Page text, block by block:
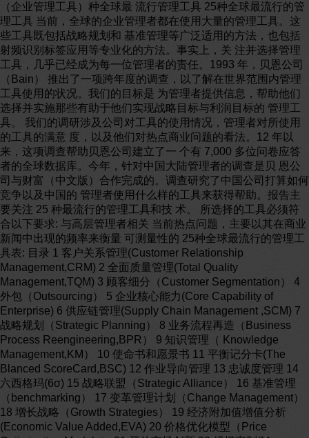
（企业管理工具）种全球最 流行管理工具 25种全球最流行的管理工具 当前，全球的企业管理者都在使用大量的管理工具。这些工具既包括战略规划和 基准管理等广泛适用的方法，也包括射频识别标签应用等专业化的方法。事实上，关 注并选择管理工具，几乎已经成为每一位管理者的责任。1993 年，贝恩公司（Bain） 推出了一项跨年度的调查，以了解在世界范围内管理工具使用的状况。我们的目标是 为管理者提供信息，帮助他们选择并实施那些有助于他们实现战略目标与利润目标的 管理工具。 我们的调研涉及公司对工具的使用情况，管理者对所使用的工具的满意 度，以及他们对热点商业问题的看法。12 年以来，这项调查帮助贝恩公司建立了一 个有 7,000 多位问卷应答者的全球数据库。今年，针对中国大陆管理者的调查是贝 恩公司与财富（中文版）合作完成的。调查研究了中国公司打算如何竞争以及中国的 管理者使用什么样的工具来获得帮助。报告主要关注 25 种最流行的管理工具和技 术。 所选择的工具必须符合以下要求: 与高层管理者相关 当前热点问题，主要以其在商业新闻中出现的频率来衡量 可测量性的 25种全球最流行的管理工具表: 目录 1 客户关系管理(Customer Relationship Management,CRM) 2 全面质量管理(Total Quality Management,TQM) 3 顾客细分（Customer Segmentation） 4 外包（Outsourcing） 5 企业核心能力(Core Capability of Enterprise) 6 供应链管理(Supply Chain Management ,SCM) 7 战略规划（Strategic Planning） 8 业务流程再造（Business Process Reengineering,BPR） 9 知识管理（ Knowledge Management,KM） 10 使命书和愿景书 11 平衡记分卡(The Blanced ScoreCard,BSC) 12 作业导向管理 13 忠诚度管理 14 六西格玛(6σ) 15 战略联盟（Strategic Alliance） 16 基准管理（benchmarking） 17 变革管理计划（Change Management） 18 增长战略（Growth Strategies） 19 经济附加值增值分析(Economic Value Added,EVA) 20 价格优化模型（Price Optimization Models） 21 开放市场创新 22 规模定制(Mass Customiza．tion，MC) 23 情景设定和突发计划(Scenario Planning) 24 海外经营 25 射频识别(Radio Frequency Identification，RFID) 中国管理工具使用现状 近年来，中国公司低成本制造的能力享誉全球。没有哪个国家能够像中国那样，以如 此低的价格向世界市场提供大量标准化的产品。 然而，中国的管理者也面临各种竞 争压力，其中包括来自那些以高质量的产品侵占市场的跨国公司的挑战。贝恩公司与 财富（中文版）近期合作进行了中国经理人管理工具使用的调研，调研涉及 25种最 流行的管理工具（见上图表）。调研显示，中国公司并不打算永远都做低价值商品的 制造者。 在调研中发现，88% 的中国经理人认为，他们的产品和服务趋向于低值商 品化。很明显以提供差异化的、更富创新性的商品; 78%的中国管理者担心，顾客洞 察力方面的欠缺是影响他们业绩的一大障碍。此外，他们似乎对那些能够帮助其实现 创新的大胆举措非常有兴趣。例如，大约 80% 的人（这个比例甚至高于其他国家） 认为，在新产品、工艺流程和服务的开发过程中，通过与其他公司甚至竞争者合作， 可以大大提高创新能力。 客户关系管理(CRM) 客户关系管理(Customer Relationship Management,CRM),最早发展客户关系 管理的国家是美国，这个概念最初由 Gartner Group提出来，在 1980年初便有所谓 的“接触管理”(Contact Management),即专门收集客户与公司联系的所有信息，到 1990年则演变成包括电话服务中心支持资料分析的客户关怀（Customer care）。最 近开始在企业电子商务中流行。 客户关系管理(CRM)的定义 关于 CRM的定义，不同的研究机构有着不同的表述。 最早提出该概念的 Gartner Group认为：所谓的客户关系管理就是为企业提供全方位 的管理视角；赋予企业更完善的客户交流能力，最大化客户的收益率。 Hurwitz Group 认为：CRM的焦点是自动化并改善与销售、市场营销、客户服务和支 持等领域的客户关系有关的商业流程。CRM既是一套原则制度，也是一套软件和技术。 它的目标是缩减销售周期和销售成本、增加收入、寻找扩展业务所需的新的市场和渠 道以及提高客户的价值、满意度、赢利性和忠实度。CRM应用软件将最佳的实践具体 化并使用了先进的技术来协助各企业实现这些目标。CRM在整个客户生命期中都以客 户为中心，这意味着 CRM应用软件将客户当作企业运作的核心。CRM应用软件简化协 调了各类业务功能（如销售、市场营销、服务和支持）的过程并将其注意力集中于满 足客户的需要上。CRM应用还将多种与客户交流的渠道，如面对面、电话接洽以及 Web 访问协调为一体，这样，企业就可以按客户的喜好使用适当的渠道与之进行交流。 而 IBM则认为：客户关系管理包括企业识别、挑选、获取、发展和保持客户的整个商 业过程。IBM把客户关系管理分为三类：关系管理、流程管理和接入管理。 从管理科学的角度来考察，客户关系管理（CRM）源于市场营销理论； 从解决方案的角度考察，客户关系管理（CRM）是将市场营销的科学管理理念通过信 息技术的手段集成在软件上面，得以在全球大规模的普及和应用。 作为解决方案（Solution）的客户关系管理（CRM），它集合了当今最新的信息 技术，它们包括 Internet和电子商务、多媒体技术、数据仓库和数据挖掘、专家系 统和人工智能、呼叫中心等等。作为一个应用软件的客户关系管理（CRM），凝聚了 市场营销的管理理念。市场营销、销售管理、客户关怀、服务和支持构成了 CRM软件 的基石。 综上，客户关系管理（CRM）有三层含义： （1）体现为新态企业管理的指导思想和理念； （2）是创新的企业管理模式和运营机制； （3）是企业管理中信息技术、软硬件系统集成的管理方法和应用解决方案的总 和。 其核心思想就是：客户是企业的一项重要资产，客户关怀是 CRM的中心，客户关 怀的目的是与所选客户建立长期和有效的业务关系，在与客户的每一个“接触点”上 都更加接近客户、了解客户，最大限度地增加利润和利润占有率。 CRM的核心是客户价值管理，它将客户价值分为既成价值、潜在价值和模型价值， 通过一对一营销原则，满足不同价值客户的个性化需求，提高客户忠诚度和保有率， 实现客户价值持续贡献，从而全面提升企业盈利能力。 尽管 CRM最初的定义为企业商务战略，但随着 IT技术的参与，CRM已经成为管理 软件、企业管理信息解决方案的一种类型。 因此另一家著名咨询公司盖洛普(Gallup）将 CRM定义为：策略＋管理＋IT。强 调了 IT技术在 CRM管理战略中的地位，同时，也从另一个方面强调了 CRM的应用不 仅仅是 IT系统的应用，和企业战略和管理实践密不可分。 客户关系管理(CRM)出现的原因 需求的拉动 放眼看去，一方面，很多企业在信息化方面已经做了大量工作，收到了很好的经 济效益。另一方面，一个普遍的现象是，在很多企业，销售、营销和服务部门的信息 化程度越来越不能适应业务发展的需要，越来越多的企业要求提高销售、营销和服务 的日常业务的自动化和科学化。这是客户关系管理应运而生的需求基础。 仔细地倾听一下，我们会从顾客、销售、营销和服务人员、企业经理那里听到各种抱 怨。 来自销售人员的声音。从市场部提供的客户线索中很难找到真正的顾客，我常在这些 线索上花费大量时间。我是不是该自己来找线索？出差在外，要是能看到公司电脑里 的客户、产品信息就好了。我这次面对的是一个老客户，应该给他报价才能留住它呢? 来自营销人员的声音。去年在营销上开销了 2000万。我怎样才能知道这 2000万的回 报率？在展览会上，我们一共收集了 4700张名片，怎么利用它们才好？展览会上， 我向 1000多人发放了公司资料，这些人对我们的产品看法怎样？其中有多少人已经 与销售人员接触了？我应该和那些真正的潜在购买者多多接触，但我怎么能知道谁是 真正的潜在购买者？我怎么才能知道其他部门的同事和客户的联系情况，以防止重复 地给客户发放相同的资料？有越来越多的人访问过我们的站点了。但我怎么才能知道 这些人是谁？我们的产品系列很多，他们究竟想买什么？ 来自服务人员的声音。其实很多客户提出的电脑故障都是自己的误操作引起的，很多 情况下都可以自己解决，但回答这种类型的客户电话占去了工程师的很多时间，工作 枯燥而无聊；怎么其它部门的同事都认为我们的售后服务部门只是花钱而挣不来钱？ 来自顾客的声音。我从企业的两个销售人员那里得到了同一产品的不同报价，哪个才 是可靠的？我以前买的东西现在出了问题。这些问题还没有解决，怎么又来上门推销？ 一个月前，我通过企业的网站发了一封 EMAIL，要求销售人员和我联系一下。怎么到 现在还是没人理我？我已经提出不希望再给我发放大量的宣传邮件了，怎么情况并没 有改变？我报名参加企业网站上登出的一场研讨会，但一直没有收到确认信息。研讨 会这几天就要开了，我是去还是不去？为什么我的维修请求提出一个月了，还是没有 等到上门服务？ 来自经理人员的声音。有个客户半小时以后就要来谈最后的签单事宜，但一直跟单的 人最近辞职了，而我作为销售经理，对与这个客户联系的来龙去脉还一无所知，真急 人；有三个销售员都和这家客户联系过，我作为销售经理，怎么知道他们都给客户承 诺过什么;现在手上有个大单子。我作为销售经理，该派哪个销售员我才放心呢？这 次的产品维修技术要求很高，我是一个新经理，该派哪一个维修人员呢？ 上面的问题可归纳为两个方面的问题。其一，企业的销售、营销和客户服务部门 难以获得所需的客户互动信息。其次，来自销售、客户服务、市场、制造、库存等部 门的信息分散在企业内，这些零散的信息使得无法对客户有全面的了解，各部门难以 在统一的信息的基础上面对客户。这需要各部门对面向客户的各项信息和活动进行集 成，组建一个以客户为中心的企业，实现对面向客户的活动的全面管理。 可是，竞争的压力越来越大。在产品质量、供货及时性等方面，很多企业已经没 有多少潜力可挖。而上面的问题的改善将大大有利于企业竞争力的提高，有利于企业 赢得新客户、保留老客户和提高客户利润贡献度。很多企业，特别是那些已经有了相 当的管理基础和信息基础的企业来说，现在，这个时间已经来临了。 实际上，正如所有的“新”管理理论一样，客户关系管理绝不是什么新概念。它 只是在新形势下获得了新内涵。你家门口的小吃店的老板会努力记住你喜欢吃辣这种 信息，当你要一份炒面时，他会征询你的意见，要不要加辣椒。但如果你到一个大型 的快餐店（譬如，这家店有 300个座位）时，就不会得到这种待遇了，即使你每天都 去一次。为什么呢？最重要的原因是，如果要识别每个客户，快餐店要搜集和处理的 客户信息量是小吃店的 n倍，超出了企业的信息搜集和处理能力。而信息技术的发展 使得这种信息应用成为可能。 企业的客户可通过电话、传真、网络等访问企业，进行业务往来。 任何与客户打交道的员工都能全面了解客户关系、根据客户需求进行交易、了解如何 对客户进行纵向和横向销售、记录自己获得的客户信息。 能够对市场活动进行规划、评估，对整个活动进行 360度的透视。 能够对各种销售活动进行追踪。 系统用户可不受地域限制，随时访问企业的业务处理系统，获得客户信息。 拥有对市场活动、销售活动的分析能力。 能够从不同角度提供成本、利润、生产率、风险率等信息，并对客户、产品、职能部 门、地理区域等进行多维分析。 上面的所有功能都是围绕客户展开的。与“客户是上帝”这种可操作性不强的口 号相比，这些功能把对客户的尊重落到了实处。客户关系管理的重要性就在于它把客 户地单独列了出来，围绕着客户做文章。 技术的推动 计算机、通讯技术、网络应用的飞速发展使得上面的想法不再停留在梦想阶段。 办公自动化程度、员工计算机应用能力、企业信息化水平、企业管理水平的提高 都有利于客户关系管理的实现。我们很难想象，在一个管理水平低下、员工意识落后、 信息化水平很低的企业从技术上实现客户关系管理。有一种说法很有道理：客户关系 管理的作用是锦上添花。现在，信息化、网络化的理念在我国很多企业已经深入人心， 很多企业有了相当的信息化基础。 电子商务在全球范围内正开展的如火如荼，正在改变着企业做生意的方式。通过 Internet，可开展营销活动，向客户销售产品，提供售后服，收集客户信息。重要的 是，这一切的成本是那么低。 客户信息是客户关系管理的基础。数据仓库、商业智能、知识发现等技术的发展， 使得收集、整理、加工和利用客户信息的质量大大提高。在这方面，我们可看一个经 典的案例。一个美国最大的超市：沃尔玛，在对顾客的购买清单信息的分析表明，啤 酒和尿布经常同时出现在顾客的购买清单上。原来，美国很多男士在为自己小孩买尿 布的时候，还要为自己的带上几瓶啤酒。而在这个超市的货架上，这两种商品离得很 远，因此，沃尔玛超市就重新分布货架，即把啤酒和尿布放得很近，使得购买尿布的 男人很容易地看到啤酒，最终使得啤酒的销量大增。这就是著名的“啤酒与尿布”的 数据挖掘案例。 在可以预期的将来，我国企业的通讯成本将会降低。这将推动互联网、电话的发 展，进而推动呼叫中心的发展。网络和电话的结合，使得企业以统一的平台面对客户。 管理理念的更新 经过二十多年的发展，市场经济的观念已经深入人心。当前，一些先进企业的重 点正在经历着从以产品为中心向以客户为中心的转移。有人提出了客户联盟的概念， 也就是与客户建立共同获胜的关系，达到双赢的结果，而不是千方百计地从客户身上 谋取自身的利益。 现在是一个变革的时代、创新的时代。比竞争对手领先一步，而且仅仅一步，就 可能意味着成功。业务流程的重新设计为企业的管理创新提供了一个工具。在引入客 户关系管理的理念和技术时，不可避免地要对企业原来的管理方式进行改变，变革、 创新的思想将有利于企业员工接受变革，而业务流程重组则提供了具体的思路和方法。 在互联网时代，仅凭传统的管理思想已经不够了。互联网带来的不仅是一种手段， 它触发了企业组织架构、工作流程的重组以及整个社会管理思想的变革。 客户关系管理(CRM)如何进行 客户关系管理的实现，可从两个层面进行考虑。其一是解决管理理念问题，其二 是向这种新的管理模式提供信息技术的支持。其中，管理理念的问题是客户关系管理 成功的必要条件。这个问题解决不好，客户关系管理就失去了基础。而没有信息技术 的支持，客户关系管理工作的效率将难以保证，管理理念的贯彻也失去了落脚点。 客户关系管理在技术上是怎么实现的 在采用 CRM解决方案时，销售力量自动化（Sales Force Automation, SFA）在 国外已经有了十几年的发展，并将在近几年在国内获得长足发展。SFA是早期的针对 客户的应用软件的出发点，但从 90年代初开始，其范围已经大大地扩展，以整体的 视野，提供集成性的方法来管理客户关系。 就像 SFA的字面意思所表明的，SFA主要是提高专业销售人员的大部分活动的自 动化程度。它包含一系列的功能，提高销售过程的自动化程度，并向销售人员提供工 具，提高其工作效率。它的功能一般包括日历和日程安排、联系和客户管理、佣金管 理、商业机会和传递渠道管理、销售预测、建议的产生和管理、定价、区域划分、费 用报告等。 举例来讲，有的 CRM产品具有销售配置模块，允许系统用户（不论是客户还是销 售代表）根据产品部件确定最终产品，而用户不需晓得这些部件是怎么连结在一起， 甚至不需要知道这些部件能否连结在一起。由于用户不需技术背景即可配置复杂的产 品，因此，这种销售配置工具特别适合在网上应用，如 Dell计算机公司，允许其客 户通过网络配置和定购个人电脑。自助的网络销售能力，使得客户可通过互联网选择、 购买产品和服务，使得企业可直接与客户进行低成本的、以网络为基础的电子商务。 营销 营销自动化模块是 CRM的最新成果，作为对 SFA的补充，它为营销提供了独特的 能力，如营销活动（包括以网络为基础的营销活动或传统的营销活动）计划的编制和 执行、计划结果的分析；清单的产生和管理；预算和预测；营销资料管理；“营销百 科全书”（关于产品、定价、竞争信息等的知识库）；对有需求客户的跟踪、分销和 管理。营销自动化模块与 SFA模块的不同在于，它们提供的功能不同，这些功能的目 标也不同。营销自动化模块不局限于提高销售人员活动的自动化程度，其目标是为营 销及其相关活动的设计、执行和评估提供详细的框架。在很多情况下，营销自动化和 SFA模块是补充性的。例如，成功的营销活动可能得知很好的有需求的客户，为了使 得营销活动真正有效，应该及时地将销售机会提供给执行的人，如销售专业人员。在 客户生命周期中，这两个应用具有不同的功能，但它们常常是互为补充的。 客户服务与支持 在很多情况下，客户的保持和提高客户利润贡献度依赖于提供优质的服务，客户 只需轻点鼠标或打一个电话就可以转向企业的竞争者。因此，客户服务和支持对很多 公司是极为重要的。在 CRM中，客户服务与支持主要是通过呼叫中心和互联网实现。 在满足客户的个性化要求方面，它们的速度、准确性和效率都令人满意。CRM系统中 的强有力的客户数据使得通过多种渠道（如互联网、呼叫中心）的纵横向销售变得可 能，当把客户服务与支持功能同销售、营销功能比较好地结合起来时，就能为企业提 供很多好机会，向已有的客户销售更多的产品。客户服务与支持的典型应用包括：客 户关怀；纠纷、次货、订单跟踪；现场服务；问题及其解决方法的数据库；维修行为 安排和调度；服务协议和合同；服务请求管理。 计算机、电话、网络的集成 企业有许多同客户沟通的方法，如面对面的接触、电话、呼叫中心、电子邮件、 互联网、通过合作伙伴进行的间接联系等。CRM应用有必要为上述多渠道的客户沟通 提供一致的数据和客户信息。我们知道，客户经常根据自己的偏好和沟通渠道的方便 与否，掌握沟通渠道的最终选择权。例如，有的客户或潜在的客户不喜欢那些不请自 来的电子邮件，但企业偶尔打来电话却不介意，因此，对这样的客户，企业应避免向 其主动发送电子邮件，而应多利用电话这种方式。 统一的渠道能给企业带来效率和利益，这些收益主要从内部技术框架和外部关系 管理方面表现出来。就内部来讲，建立在集中的数据模型的基础上，统一的渠道方法 能改进前台系统，增强多渠道的客户互动。集成和维持上述多系统间界面的费用和困 难经常使得项目的开展阻力重重，而且，如果缺少一定水平的自动化，在多系统间传 递数据也是有很困难的。就外部来讲，企业可从多渠道间的良好的客户互动中获益。 如客户在同企业交涉时，不希望向不同的企业部门或人提供相同的重复的信息，而统 一的渠道方法则从各渠道间收集数据，这样客户的问题或抱怨能更快地更有效地被解 决，提高客户满意度。 客户关系管理日常的管理工作 除了信息技术的运用外，我们还应该如何切实地改变企业日常的管理工作，为改 善企业的客户关系管理做出努力。 阶段一、识别你的客户 将更多的客户名输入到数据库中。 采集客户的有关信息。 验证并更新客户信息，删除过时信息。 阶段二、对客户进行差异分析 识别企业的“金牌”客户。 哪些客户导致了企业成本的发生？ 企业本年度最想和哪些企业建立商业关系？选择出几个这样的企业。 上年度有哪些大宗客户对企业的产品或服务多次提出了抱怨？列出这些企业。 去年最大的客户是否今年也订了不少的产品？找出这个客户。 是否有些客户从你的企业只订购一两种产品，却会从其他地方订购很多种产品？ 根据客户对于本企业的价值（如市场花费、销售收入、与本公司有业务交往的年限等）， 把客户（包括上述 5%与 20%的客户）分为 A、B、C三类。 阶段三、与客户保持良性接触 给自己的客户联系部门打电话，看得到问题答案的难易程度如何。 给竞争对手的客户联系部门打电话，比较服务水平的不同。 把客户打来的电话看作是一次销售机会。 测试客户服务中心的自动语音系统的质量。 对企业内记录客户信息的文本或纸张进行跟踪。 哪些客户给企业带来了更高的价值？与他们更主动的对话。 通过信息技术的应用，使得客户与企业做生意更加方便。 改善对客户抱怨的处理。 阶段四、调整产品或服务以满足每一个客户的需求 改进客户服务过程中的纸面工作，节省客户时间，节约公司资金。 使发给客户邮件更加个性化。 替客户填写各种表格。 询问客户，他们希望以怎样的方式、怎样的频率获得企业的信息。 找出客户真正需要的是什么。 征求名列前十位的客户的意见，看企业究竟可以向这些客户提供哪些特殊的产品或服 务 争取企业高层对客户关系管理工作的参与 客户关系管理(CRM)系统具有的功能 下图可以代表当前人们对 CRM的主流认识: 在上图中，CRM的功能可以归纳为三个方面：对销售、营销和客户服务三部分业 务流程的信息化；与客户进行沟通所需要的手段（如电话、传真、网络、Email等） 的集成和自动化处理；对上面两部分功能所积累下的信息进行的加工处理，产生客户 智能，为企业的战略战术的决策作支持。一般来讲，当前的 CRM产品所具有的功能都 是上图的子集。 主要 模块 目标 该模块所能实现的主要功能 销售 模块 • 销售。是销售模块的基础，用来帮助决策者管理销售 业务，它包括的主要功能是额度管理、销售力量管理和地域 管理。 • 现场销售管理。为现场销售人员设计，主要功能包括 联系人和客户管理、机会管理、日程安排、佣金预测、报价、 报告和分析。 • 现场销售/掌上工具。这是销收模块的新成员。该组 件包含许多与现场销售组件相同的特性，不同的是，该组件 使用的是掌上型计算设备。 • 电话销售。可以进行报价生成、订单创建、联系人和 客户管理等工作。还有一些针对电话商务的功能，如电话路 由、呼入电话屏幕提示、潜在客户管理以及回应管理。 • 销售佣金。它允许销售经理创建和管理销售队伍的奖 励和佣金计划，并帮助销售代表形象地了解各自的销售业绩。 营销 模块 对直接市场营销活 动加以计划、执行、 监视和分析。 • 营销。使得营销部门实时地跟踪活动的效果，执行和 管理多样的、多渠道的营销活动。 • 针对电信行